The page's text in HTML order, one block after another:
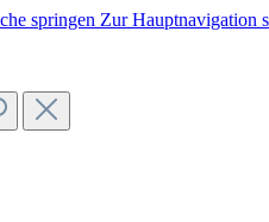
springen Zur Hauptnavigation